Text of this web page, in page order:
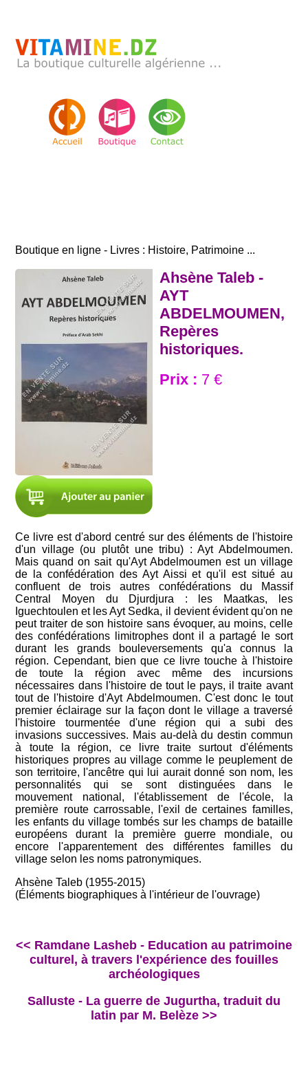
Boutique en ligne - Livres : Histoire, Patrimoine ...
Ahsène Taleb -
AYT
ABDELMOUMEN,
Repères
historiques.
Prix : 7 €
Ce livre est d'abord centré sur des éléments de l'histoire
d'un village (ou plutôt une tribu) : Ayt Abdelmoumen.
Mais quand on sait qu'Ayt Abdelmoumen est un village
de la confédération des Ayt Aissi et qu'il est situé au
confluent de trois autres confédérations du Massif
Central Moyen du Djurdjura : les Maatkas, les
Iguechtoulen et les Ayt Sedka, il devient évident qu'on ne
peut traiter de son histoire sans évoquer, au moins, celle
des confédérations limitrophes dont il a partagé le sort
durant les grands bouleversements qu'a connus la
région. Cependant, bien que ce livre touche à l'histoire
de toute la région avec même des incursions
nécessaires dans l'histoire de tout le pays, il traite avant
tout de l'histoire d'Ayt Abdelmoumen. C'est donc le tout
premier éclairage sur la façon dont le village a traversé
l'histoire tourmentée d'une région qui a subi des
invasions successives. Mais au-delà du destin commun
à toute la région, ce livre traite surtout d'éléments
historiques propres au village comme le peuplement de
son territoire, l'ancêtre qui lui aurait donné son nom, les
personnalités qui se sont distinguées dans le
mouvement national, l'établissement de l'école, la
première route carrossable, l'exil de certaines familles,
les enfants du village tombés sur les champs de bataille
européens durant la première guerre mondiale, ou
encore l'apparentement des différentes familles du
village selon les noms patronymiques.
Ahsène Taleb (1955-2015)
(Éléments biographiques à l'intérieur de l'ouvrage)
<< Ramdane Lasheb - Education au patrimoine
culturel, à travers l'expérience des fouilles
archéologiques
Salluste - La guerre de Jugurtha, traduit du
latin par M. Belèze >>